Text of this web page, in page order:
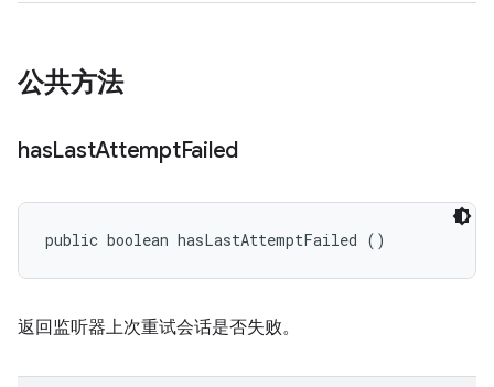
公共方法
hasLastAttemptFailed
public boolean hasLastAttemptFailed ()
返回监听器上次重试会话是否失败。